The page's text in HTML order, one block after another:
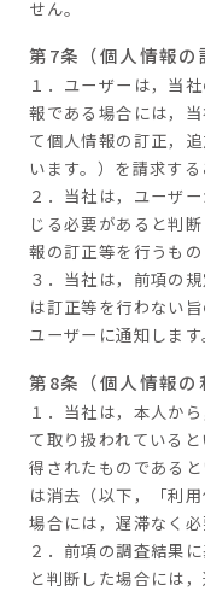
せん。
第7条（個人情報の
１．ユーザーは，当
報である場合には，
て個人情報の訂正，
います。）を請求する
２．当社は，ユーザ
じる必要があると判
報の訂正等を行うもの
３．当社は，前項の
は訂正等を行わない
ユーザーに通知します
第8条（個人情報の
１．当社は，本人か
て取り扱われている
得されたものである
は消去（以下，「利
場合には，遅滞なく必
２．前項の調査結果
と判断した場合には